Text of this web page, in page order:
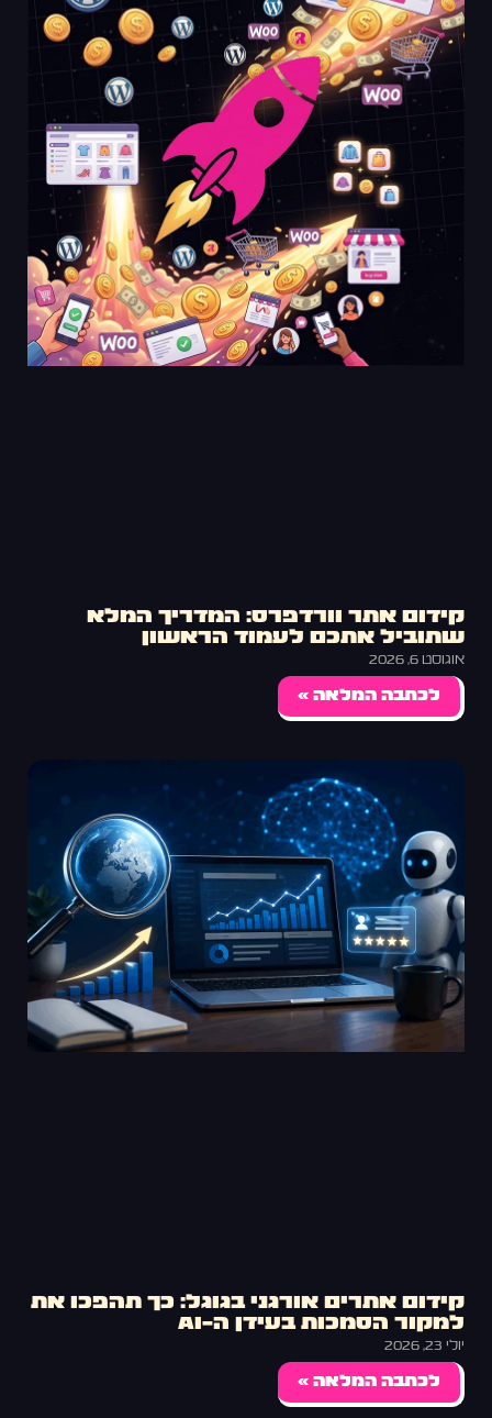
קידום אתר וורדפרס: המדריך המלא
שתוביל אתכם לעמוד הראשון
אוגוסט 6, 2026
לכתבה המלאה »
קידום אתרים אורגני בגוגל: כך תהפכו את
למקור הסמכות בעידן ה-AI
יולי 23, 2026
לכתבה המלאה »